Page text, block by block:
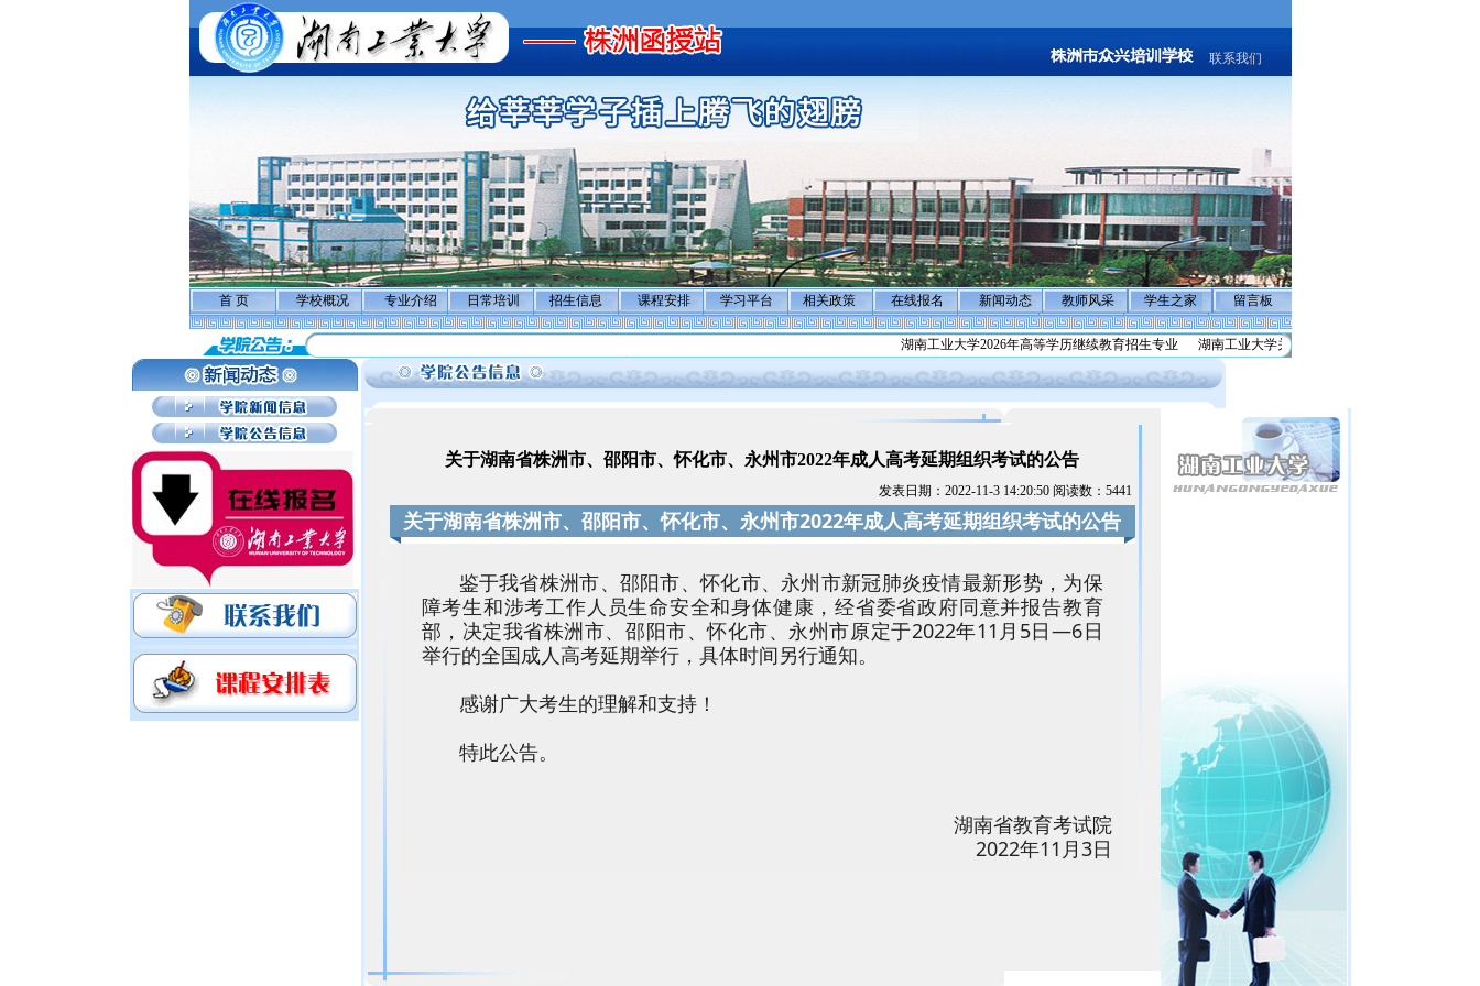
联系我们
首 页 学校概况 专业介绍 日常培训 招生信息 课程安排 学习平台 相关政策 在线报名 新闻动态 教师风采 学生之家 留言板
湖南工业大学2026年高等学历继续教育招生专业 湖南工业大学关于做好2026级学历继续教育学生
关于湖南省株洲市、邵阳市、怀化市、永州市2022年成人高考延期组织考试的公告
发表日期：2022-11-3 14:20:50 阅读数：5441
关于湖南省株洲市、邵阳市、怀化市、永州市2022年成人高考延期组织考试的公告
鉴于我省株洲市、邵阳市、怀化市、永州市新冠肺炎疫情最新形势，为保
障考生和涉考工作人员生命安全和身体健康，经省委省政府同意并报告教育
部，决定我省株洲市、邵阳市、怀化市、永州市原定于2022年11月5日—6日
举行的全国成人高考延期举行，具体时间另行通知。
感谢广大考生的理解和支持！
特此公告。
湖南省教育考试院
2022年11月3日